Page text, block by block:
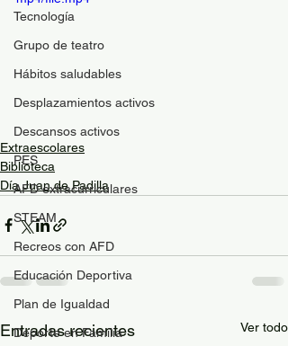
Tecnología
Grupo de teatro
Hábitos saludables
Desplazamientos activos
Descansos activos
PES
AFD extracurriculares
STEAM
Recreos con AFD
Educación Deportiva
Plan de Igualdad
Deporte en Familia
Extraescolares
Biblioteca
Día Juan de Padilla
Entradas recientes Ver todo